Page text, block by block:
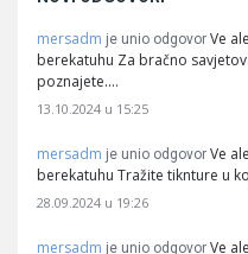
mersadm je unio odgovor Ve
berekatuhu Za bračno
poznajete.…
13.10.2024 u 15:25
mersadm je unio odgovor Ve
berekatuhu Tražite tiknture u
28.09.2024 u 19:26
mersadm je unio odgovor Ve